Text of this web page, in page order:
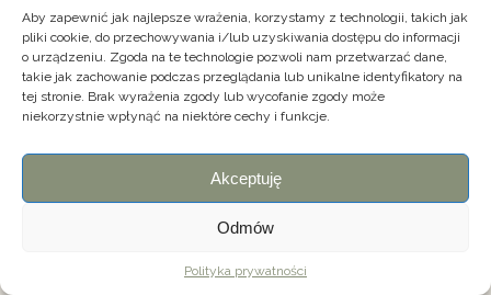
Aby zapewnić jak najlepsze wrażenia, korzystamy z technologii, takich jak
pliki cookie, do przechowywania i/lub uzyskiwania dostępu do informacji
o urządzeniu. Zgoda na te technologie pozwoli nam przetwarzać dane,
takie jak zachowanie podczas przeglądania lub unikalne identyfikatory na
tej stronie. Brak wyrażenia zgody lub wycofanie zgody może
niekorzystnie wpłynąć na niektóre cechy i funkcje.
Akceptuję
Odmów
Polityka prywatności